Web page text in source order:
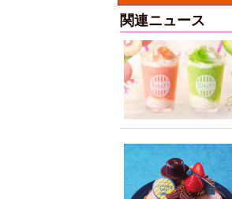
関連ニュース